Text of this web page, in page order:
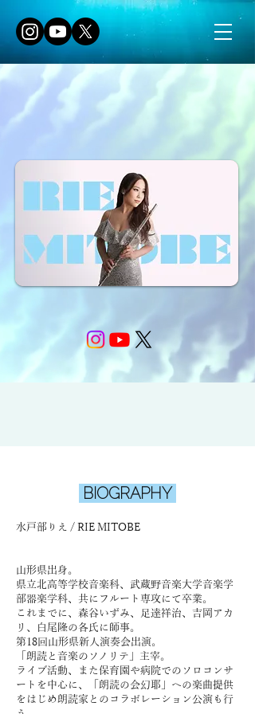
BIOGRAPHY
水戸部りえ / RIE MITOBE
山形県出身。
県立北高等学校音楽科、武蔵野音楽大学音楽学
部器楽学科、共にフルート専攻にて卒業。
これまでに、森谷いずみ、足達祥治、吉岡アカ
リ、白尾隆の各氏に師事。
第18回山形県新人演奏会出演。
「朗読と音楽のソノリテ」主宰。
ライブ活動、また保育園や病院でのソロコンサ
ートを中心に、「朗読の会幻耶」への楽曲提供
をはじめ朗読家とのコラボレーション公演も行